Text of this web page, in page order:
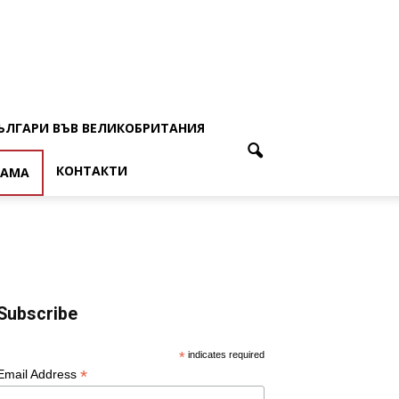
ВЪВ ВЕЛИКОБРИТАНИЯ
КОНТАКТИ
* indicates required
Address *